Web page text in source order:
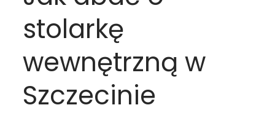
stolarkę
wewnętrzną w
Szczecinie